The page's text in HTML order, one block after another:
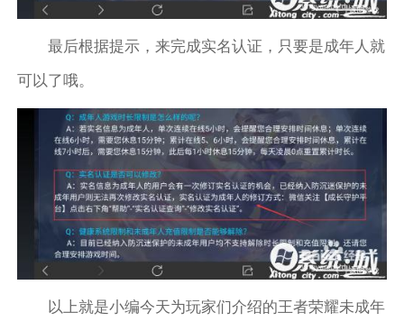
最后根据提示，来完成实名认证，只要是成年人就
可以了哦。
以上就是小编今天为玩家们介绍的王者荣耀未成年